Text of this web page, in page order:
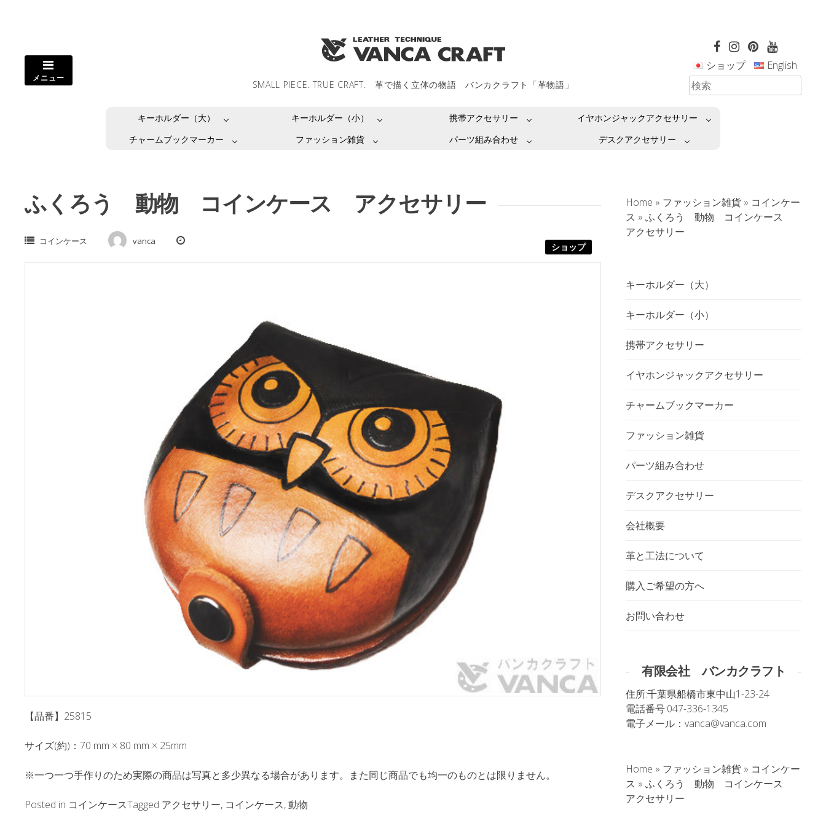
SMALL PIECE. TRUE CRAFT. 革で描く立体の物語 バンカクラフト「革物語」
メニュー
ショップ English
キーホルダー（大） キーホルダー（小） 携帯アクセサリー
イヤホンジャックアクセサリー
チャームブックマーカー
ファッション雑貨 パーツ組み合わせ デスクアクセサリー
ふくろう 動物 コインケース アクセサリー
ショップ
コインケース vanca
【品番】25815
サイズ(約)：70 mm × 80 mm × 25mm
※一つ一つ手作りのため実際の商品は写真と多少異なる場合があります。また同じ商品でも均一のものとは限りません。
Posted in コインケースTagged アクセサリー, コインケース,動物
Home » ファッション雑貨 » コインケー
ス » ふくろう 動物 コインケース
アクセサリー
キーホルダー（大）
キーホルダー（小）
携帯アクセサリー
イヤホンジャックアクセサリー
チャームブックマーカー
ファッション雑貨
パーツ組み合わせ
デスクアクセサリー
会社概要
革と工法について
購入ご希望の方へ
お問い合わせ
有限会社 バンカクラフト
住所:千葉県船橋市東中山1-23-24
電話番号:047-336-1345
電子メール： vanca@vanca.com
Home » ファッション雑貨 » コインケー
ス » ふくろう 動物 コインケース
アクセサリー